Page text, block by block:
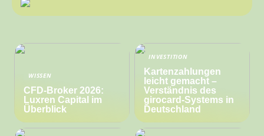
WISSEN
CFD-Broker 2026:
Luxren Capital im
Überblick
INVESTITION
Kartenzahlungen
leicht gemacht –
Verständnis des
girocard-Systems in
Deutschland